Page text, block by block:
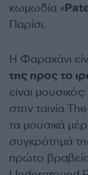
κωμωδία «
Παρίσι.
Η Φαραχάνι
της προς το
είναι
στην ταινία
τα μουσικά
συγκρότημά
πρώτο